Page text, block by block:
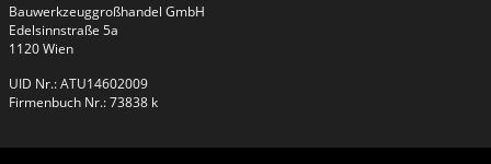
Bauwerkzeuggroßhandel GmbH
Edelsinnstraße 5a
1120 Wien
UID Nr.: ATU14602009
Firmenbuch Nr.: 73838 k